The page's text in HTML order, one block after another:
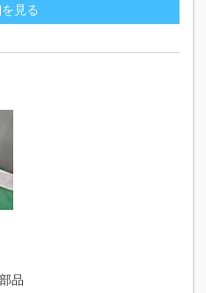
見る
品